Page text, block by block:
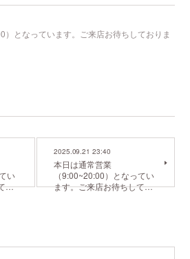
となっています。ご来店お待ちしておりま
い
…
2025.09.21 23:40
本日は通常営業
（9:00~20:00）となってい
ます。ご来店お待ちして…